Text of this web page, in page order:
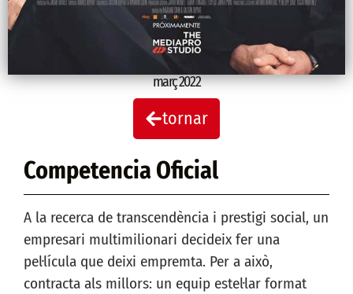
març 2022
tornar
Competencia Oficial
A la recerca de transcendència i prestigi social, un
empresari multimilionari decideix fer una
pel·lícula que deixi empremta. Per a això,
contracta als millors: un equip estel·lar format